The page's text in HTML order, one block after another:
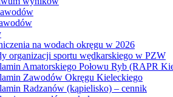
na wodach okręgu w 2026
organizacji sportu wędkarskiego w PZW
Amatorskiego Połowu Ryb (RAPR
Zawodów Okręgu Kieleckiego
Radzanów (kąpielisko) – cennik